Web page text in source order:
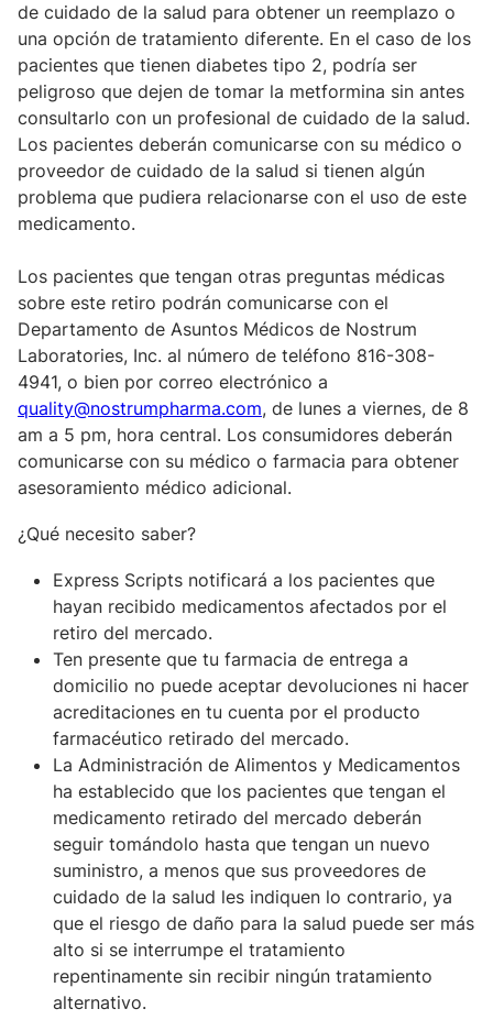
de cuidado de la salud para obtener un reemplazo o
una opción de tratamiento diferente. En el caso de los
pacientes que tienen diabetes tipo 2, podría ser
peligroso que dejen de tomar la metformina sin antes
consultarlo con un profesional de cuidado de la salud.
Los pacientes deberán comunicarse con su médico o
proveedor de cuidado de la salud si tienen algún
problema que pudiera relacionarse con el uso de este
medicamento.
Los pacientes que tengan otras preguntas médicas
sobre este retiro podrán comunicarse con el
Departamento de Asuntos Médicos de Nostrum
Laboratories, Inc. al número de teléfono 816-308-
4941, o bien por correo electrónico a
quality@nostrumpharma.com, de lunes a viernes, de 8
am a 5 pm, hora central. Los consumidores deberán
comunicarse con su médico o farmacia para obtener
asesoramiento médico adicional.
¿Qué necesito saber?
Express Scripts notificará a los pacientes que
hayan recibido medicamentos afectados por el
retiro del mercado.
Ten presente que tu farmacia de entrega a
domicilio no puede aceptar devoluciones ni hacer
acreditaciones en tu cuenta por el producto
farmacéutico retirado del mercado.
La Administración de Alimentos y Medicamentos
ha establecido que los pacientes que tengan el
medicamento retirado del mercado deberán
seguir tomándolo hasta que tengan un nuevo
suministro, a menos que sus proveedores de
cuidado de la salud les indiquen lo contrario, ya
que el riesgo de daño para la salud puede ser más
alto si se interrumpe el tratamiento
repentinamente sin recibir ningún tratamiento
alternativo.